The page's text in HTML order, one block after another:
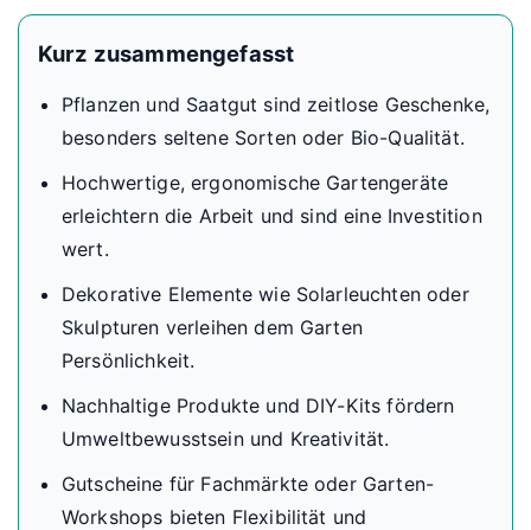
Kurz zusammengefasst
Pflanzen und Saatgut sind zeitlose Geschenke,
besonders seltene Sorten oder Bio-Qualität.
Hochwertige, ergonomische Gartengeräte
erleichtern die Arbeit und sind eine Investition
wert.
Dekorative Elemente wie Solarleuchten oder
Skulpturen verleihen dem Garten
Persönlichkeit.
Nachhaltige Produkte und DIY-Kits fördern
Umweltbewusstsein und Kreativität.
Gutscheine für Fachmärkte oder Garten-
Workshops bieten Flexibilität und